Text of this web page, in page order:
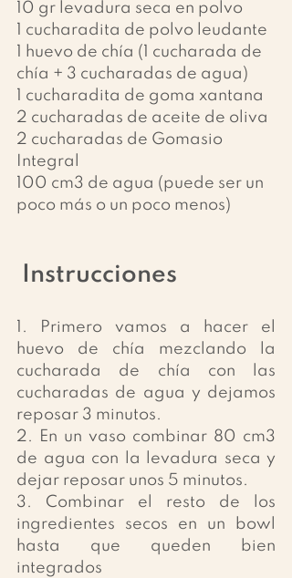
10 gr levadura seca en polvo
1 cucharadita de polvo leudante
1 huevo de chía (1 cucharada de
chía + 3 cucharadas de agua)
1 cucharadita de goma xantana
2 cucharadas de aceite de oliva
2 cucharadas de Gomasio
Integral
100 cm3 de agua (puede ser un
poco más o un poco menos)
Instrucciones
1. Primero vamos a hacer el
huevo de chía mezclando la
cucharada de chía con las
cucharadas de agua y dejamos
reposar 3 minutos.
2. En un vaso combinar 80 cm3
de agua con la levadura seca y
dejar reposar unos 5 minutos.
3. Combinar el resto de los
ingredientes secos en un bowl
hasta que queden bien
integrados